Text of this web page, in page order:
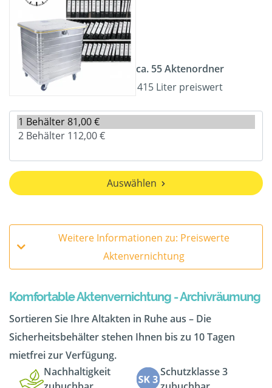
ca. 55 Aktenordner
415 Liter preiswert
Auswählen
Weitere Informationen zu: Preiswerte
Aktenvernichtung
Komfortable Aktenvernichtung - Archivräumung
Sortieren Sie Ihre Altakten in Ruhe aus – Die
Sicherheitsbehälter stehen Ihnen bis zu 10 Tagen
mietfrei zur Verfügung.
Nachhaltigkeit
Schutzklasse 3